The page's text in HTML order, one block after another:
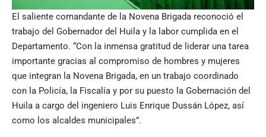
El saliente comandante de la Novena Brigada reconoció el
trabajo del Gobernador del Huila y la labor cumplida en el
Departamento. “Con la inmensa gratitud de liderar una tarea
importante gracias al compromiso de hombres y mujeres
que integran la Novena Brigada, en un trabajo coordinado
con la Policía, la Fiscalía y por su puesto la Gobernación del
Huila a cargo del ingeniero Luis Enrique Dussán López, así
como los alcaldes municipales”.